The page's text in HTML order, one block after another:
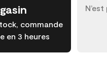
commande
en 3 heures